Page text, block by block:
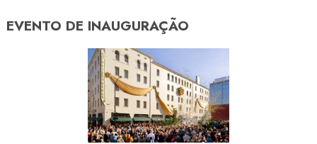
EVENTO DE INAUGURAÇÃO